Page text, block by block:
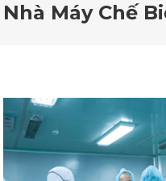
Nhà Máy Chế